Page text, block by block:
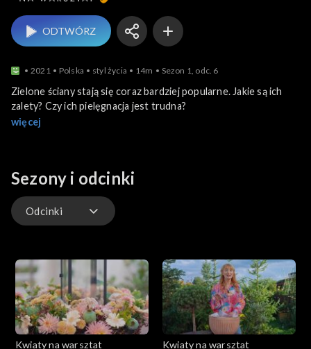
ODTWÓRZ
2021 Polska styl życia 14m Sezon 1, odc. 6
Zielone ściany stają się coraz bardziej popularne. Jakie są ich
zalety? Czy ich pielęgnacja jest trudna?
więcej
Sezony i odcinki
Odcinki
Kwiaty na warsztat
Kwiaty na warsztat